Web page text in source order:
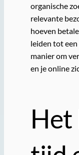
organische
relevante
hoeven
leiden tot
manier om
en je online
Het